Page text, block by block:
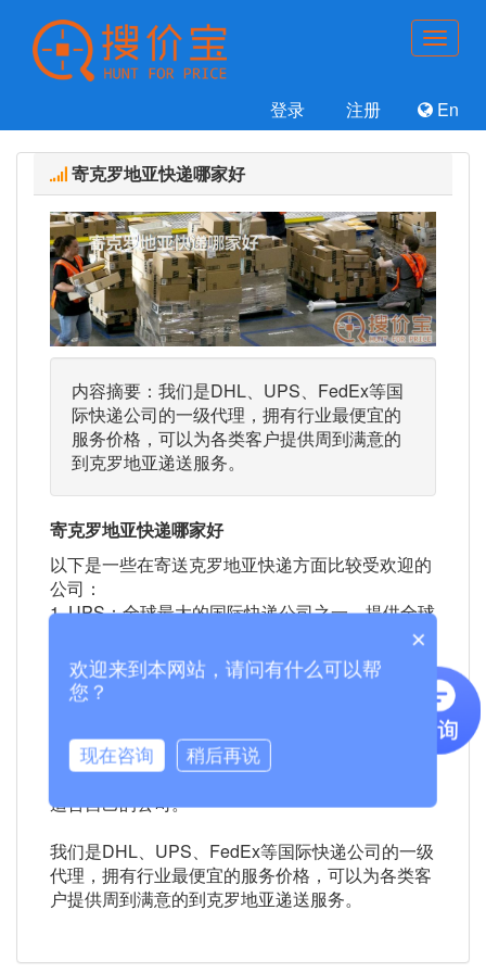
登录 注册 En
寄克罗地亚快递哪家好
内容摘要：我们是DHL、UPS、FedEx等国
际快递公司的一级代理，拥有行业最便宜的
服务价格，可以为各类客户提供周到满意的
到克罗地亚递送服务。
寄克罗地亚快递哪家好
以下是一些在寄送克罗地亚快递方面比较受欢迎的
公司：
1. UPS：全球最大的国际快递公司之一，提供全球
2. FedEx：全球主要的快递和物流公司之一，提供
与UPS相似的服务。
3. DHL：全球通网络覆盖200多个国家和地区，提
以上公司都是在寄送克罗地亚快递方面比较受欢迎
的选项，您可以选择根据自己的需求和预算来选择
适合自己的公司。
我们是DHL、UPS、FedEx等国际快递公司的一级
代理，拥有行业最便宜的服务价格，可以为各类客
户提供周到满意的到克罗地亚递送服务。
×
欢迎来到本网站，请问有什么可以帮
您？
现在咨询 稍后再说